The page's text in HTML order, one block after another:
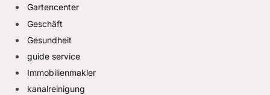
Gartencenter
Geschäft
Gesundheit
guide service
Immobilienmakler
kanalreinigung